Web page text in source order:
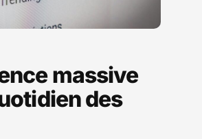
massive
des